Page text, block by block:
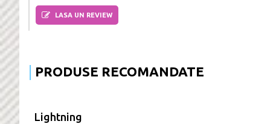
LASA UN REVIEW
PRODUSE RECOMANDATE
Lightning